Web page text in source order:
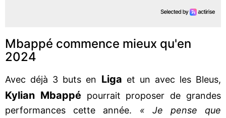
Mbappé commence mieux qu'en
2024
Avec déjà 3 buts en Liga et un avec les Bleus,
Kylian Mbappépourrait proposer de grandes
performances cette année. « Je pense que